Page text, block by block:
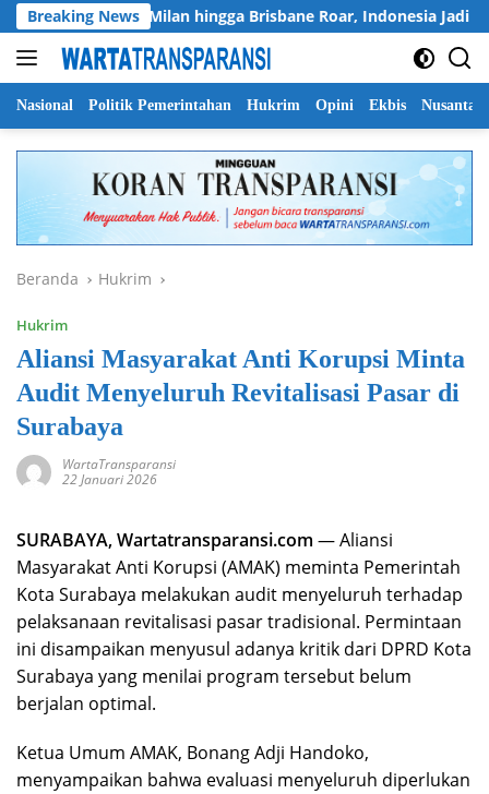
Langsung
ke
konten
Breaking News
Chelsea, AC Milan hingga Brisbane Roar, Indonesia Jadi
Nasional Politik Pemerintahan Hukrim Opini Ekbis Nusantara
Beranda Hukrim
Hukrim
Aliansi Masyarakat Anti Korupsi Minta
Audit Menyeluruh Revitalisasi Pasar di
Surabaya
WartaTransparansi
22 Januari 2026
SURABAYA, Wartatransparansi.com — Aliansi
Masyarakat Anti Korupsi (AMAK) meminta Pemerintah
Kota Surabaya melakukan audit menyeluruh terhadap
pelaksanaan revitalisasi pasar tradisional. Permintaan
ini disampaikan menyusul adanya kritik dari DPRD Kota
Surabaya yang menilai program tersebut belum
berjalan optimal.
Ketua Umum AMAK, Bonang Adji Handoko,
menyampaikan bahwa evaluasi menyeluruh diperlukan